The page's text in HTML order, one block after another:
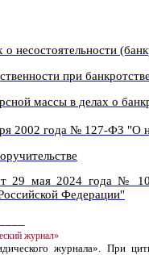
несостоятельности
при банкротстве
массы в делах о
2002 года № 127-ФЗ "О
29 мая 2024 года №
Федерации"
журнал»
журнала». При